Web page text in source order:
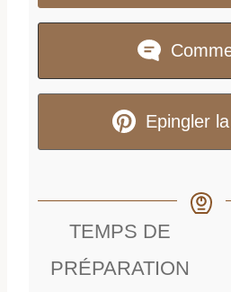
Epingler
TEMPS DE
PRÉPARATION